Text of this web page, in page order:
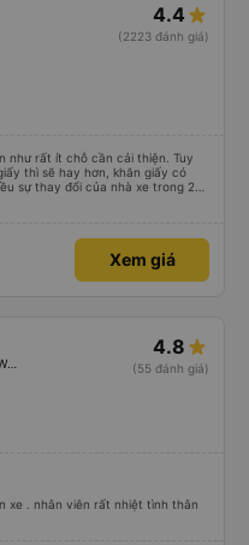
4.4
(2223 đánh giá)
như rất ít chỗ cần cải thiện. Tuy
thì sẽ hay hơn, khăn giấy có
sự thay đổi của nhà xe trong 2
thiện, quy trình phục vụ rõ
Xem giá
4.8
(55 đánh giá)
xe . nhân viên rất nhiệt tình thân